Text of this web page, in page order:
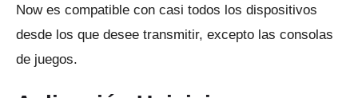
Now es compatible con casi todos los dispositivos
desde los que desee transmitir, excepto las consolas
de juegos.